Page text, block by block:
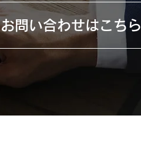
お問い合わせはこちら